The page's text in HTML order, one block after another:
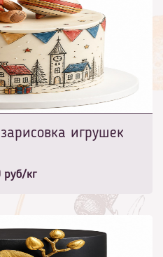
игрушек
руб/кг